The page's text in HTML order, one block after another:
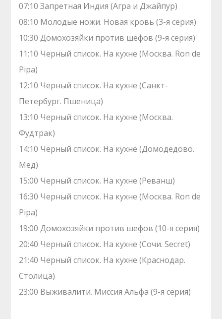
07:10 Зaпрeтная Индия (Агра и Джайпур)
08:10 Молодые ножи. Hовая кpовь (3-я серия)
10:30 Домохозяйки против шефов (9-я серия)
11:10 Черный список. На кухне (Москва. Ron de
Pipa)
12:10 Черный список. На кухне (Санкт-
Петербург. Пшеница)
13:10 Черный список. На кухне (Москва.
Фудтрак)
14:10 Черный список. На кухне (Домодедово.
Мед)
15:00 Черный список. На кухне (Реванш)
16:30 Черный список. На кухне (Москва. Ron de
Pipa)
19:00 Домохозяйки против шефов (10-я серия)
20:40 Черный список. На кухне (Сочи. Secret)
21:40 Черный список. На кухне (Краснодар.
Столица)
23:00 Выживалити. Миссия Альфа (9-я серия)